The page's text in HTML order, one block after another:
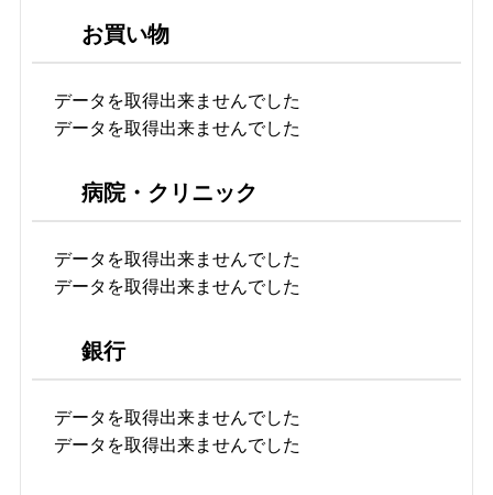
お買い物
データを取得出来ませんでした
データを取得出来ませんでした
病院・クリニック
データを取得出来ませんでした
データを取得出来ませんでした
銀行
データを取得出来ませんでした
データを取得出来ませんでした